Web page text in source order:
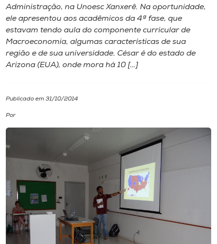
Internacionalização
I.nova
Cultura
CPA
Biblioteca
Editora
Rádio
Administração, na Unoesc Xanxerê. Na oportunidade,
ele apresentou aos acadêmicos da 4ª fase, que
estavam tendo aula do componente curricular de
Macroeconomia, algumas características de sua
região e de sua universidade. César é do estado de
Arizona (EUA), onde mora há 10 […]
Publicado em 31/10/2014
Por